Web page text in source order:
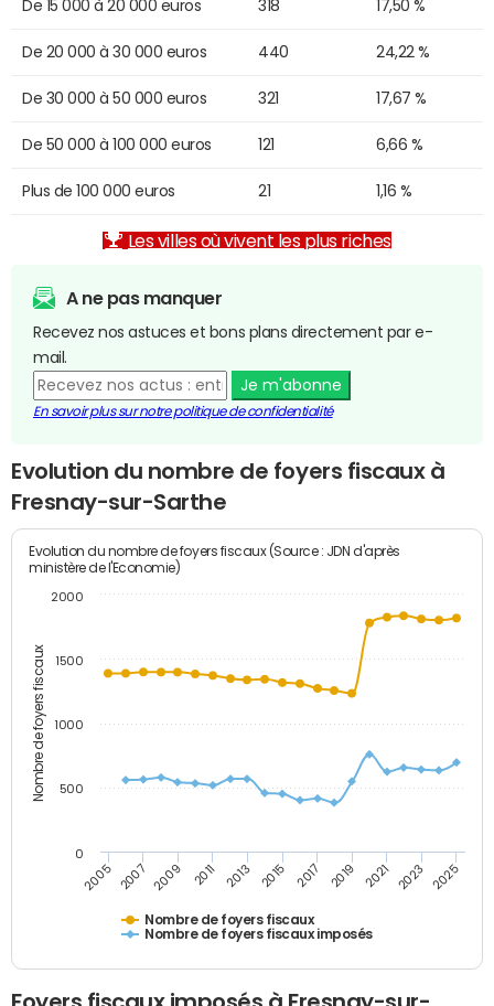
De 15 000 à 20 000 euros 318 17,50 %
De 20 000 à 30 000 euros 440 24,22 %
De 30 000 à 50 000 euros 321 17,67 %
De 50 000 à 100 000 euros 121 6,66 %
Plus de 100 000 euros 21 1,16 %
Les villes où vivent les plus riches
A ne pas manquer
Recevez nos astuces et bons plans directement par e-
mail.
Je m'abonne
En savoir plus sur notre politique de confidentialité
Evolution du nombre de foyers fiscaux à
Fresnay-sur-Sarthe
Nombre de foyers fiscaux
Evolution du nombre de foyers fiscaux (Source : JDN d'après
ministère de l'Economie)
Nombre de foyers fiscaux
Nombre de foyers fiscaux imposés
2005 2007 2009 2011 2013 2015 2017 2019 2021 2023 2025
0
500
1000
1500
2000
Foyers fiscaux imposés à Fresnay-sur-